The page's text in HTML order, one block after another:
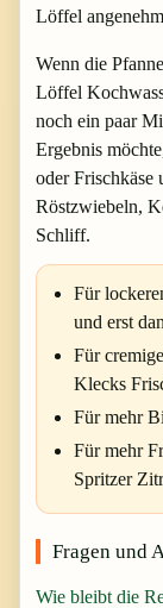
Löffel
Wenn die
Löffel
noch ein paar
Ergebnis
oder Frischkäse
Röstzwiebeln,
Schliff.
Für
und erst
Für
Klecks
Für mehr
Für mehr
Spritzer
Fragen und
Wie bleibt die